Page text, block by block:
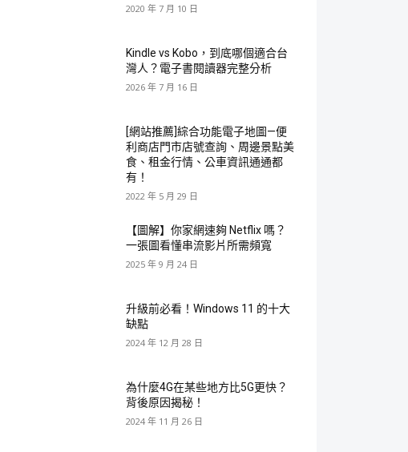
2020 年 7 月 10 日
Kindle vs Kobo，到底哪個適合台
灣人？電子書閱讀器完整分析
2026 年 7 月 16 日
[網站推薦]綜合功能電子地圖—便
利商店門市店號查詢、周邊景點美
食、租金行情、公車資訊通通都
有！
2022 年 5 月 29 日
【圖解】你家網速夠 Netflix 嗎？
一張圖看懂串流影片所需頻寬
2025 年 9 月 24 日
升級前必看！Windows 11 的十大
缺點
2024 年 12 月 28 日
為什麼4G在某些地方比5G更快？
背後原因揭秘！
2024 年 11 月 26 日